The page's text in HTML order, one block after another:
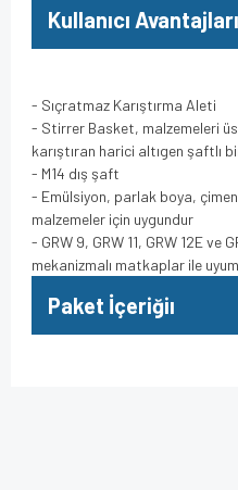
Kullanıcı Avantajları
- Sıçratmaz Karıştırma Aleti
- Stirrer Basket, malzemeleri
karıştıran harici altıgen şaftlı
- M14 dış şaft
- Emülsiyon, parlak boya,
malzemeler için uygundur
- GRW 9, GRW 11, GRW 12E ve
mekanizmalı matkaplar ile
Paket İçeriğiı